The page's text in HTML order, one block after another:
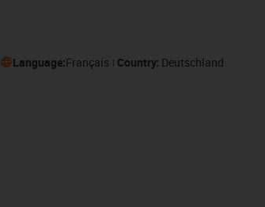
Language:Français Country: Deutschland